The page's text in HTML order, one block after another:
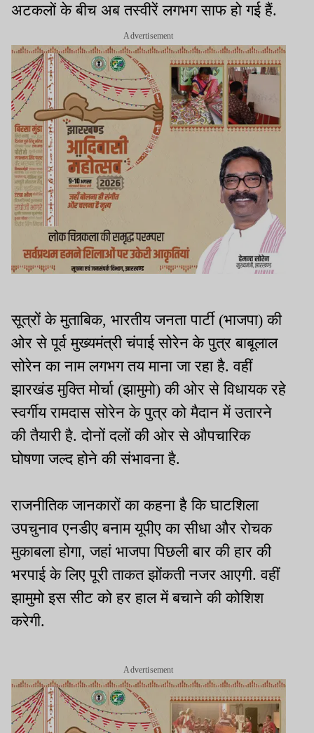
अटकलों के बीच अब तस्वीरें लगभग साफ हो गई हैं.
Advertisement
सूत्रों के मुताबिक, भारतीय जनता पार्टी (भाजपा) की
ओर से पूर्व मुख्यमंत्री चंपाई सोरेन के पुत्र बाबूलाल
सोरेन का नाम लगभग तय माना जा रहा है. वहीं
झारखंड मुक्ति मोर्चा (झामुमो) की ओर से विधायक रहे
स्वर्गीय रामदास सोरेन के पुत्र को मैदान में उतारने
की तैयारी है. दोनों दलों की ओर से औपचारिक
घोषणा जल्द होने की संभावना है.
राजनीतिक जानकारों का कहना है कि घाटशिला
उपचुनाव एनडीए बनाम यूपीए का सीधा और रोचक
मुकाबला होगा, जहां भाजपा पिछली बार की हार की
भरपाई के लिए पूरी ताकत झोंकती नजर आएगी. वहीं
झामुमो इस सीट को हर हाल में बचाने की कोशिश
करेगी.
Advertisement